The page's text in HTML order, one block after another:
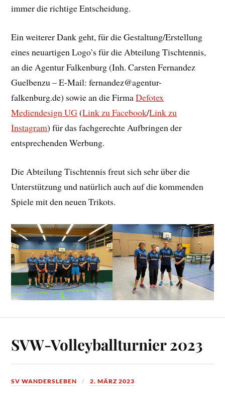
immer die richtige Entscheidung.
Ein weiterer Dank geht, für die Gestaltung/Erstellung
eines neuartigen Logo’s für die Abteilung Tischtennis,
an die Agentur Falkenburg (Inh. Carsten Fernandez
Guelbenzu – E-Mail: fernandez@agentur-
falkenburg.de) sowie an die FirmaDefotex
Mediendesign UG(Link zu Facebook/Link zu
Instagram) für das fachgerechte Aufbringen der
entsprechenden Werbung.
Die Abteilung Tischtennis freut sich sehr über die
Unterstützung und natürlich auch auf die kommenden
Spiele mit den neuen Trikots.
SVW-Volleyballturnier 2023
SV WANDERSLEBEN 2. MÄRZ 2023